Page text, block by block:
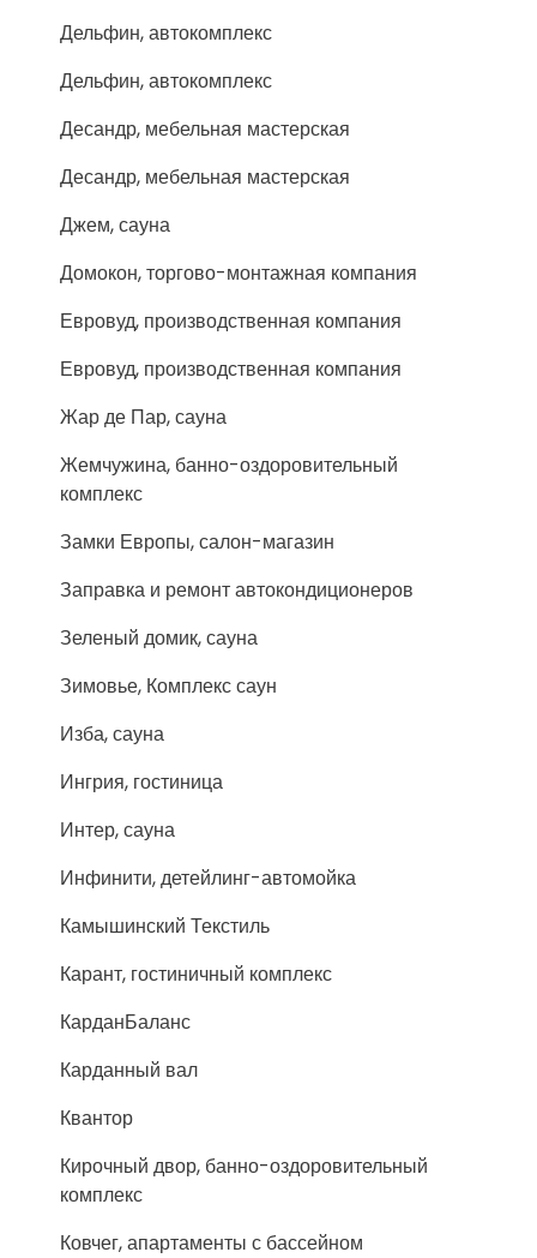
Дельфин, автокомплекс
Дельфин, автокомплекс
Десандр, мебельная мастерская
Десандр, мебельная мастерская
Джем, сауна
Домокон, торгово-монтажная компания
Евровуд, производственная компания
Евровуд, производственная компания
Жар де Пар, сауна
Жемчужина, банно-оздоровительный
комплекс
Замки Европы, салон-магазин
Заправка и ремонт автокондиционеров
Зеленый домик, сауна
Зимовье, Комплекс саун
Изба, сауна
Ингрия, гостиница
Интер, сауна
Инфинити, детейлинг-автомойка
Камышинский Текстиль
Карант, гостиничный комплекс
КарданБаланс
Карданный вал
Квантор
Кирочный двор, банно-оздоровительный
комплекс
Ковчег, апартаменты с бассейном